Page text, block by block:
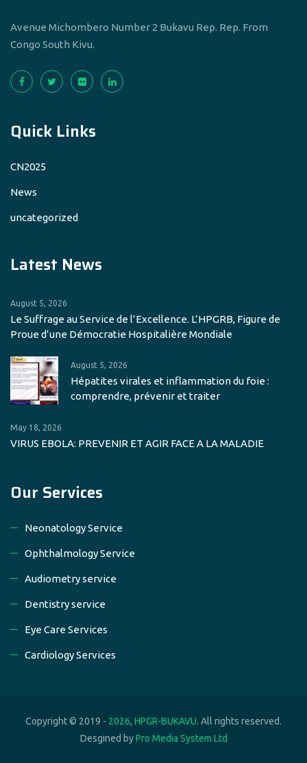
Avenue Michombero Number 2 Bukavu Rep. Rep. From
Congo South Kivu.
Quick Links
CN2025
News
uncategorized
Latest News
August 5, 2026
Le Suffrage au Service de l’Excellence. L’HPGRB, Figure de
Proue d’une Démocratie Hospitalière Mondiale
August 5, 2026
Hépatites virales et inflammation du foie :
comprendre, prévenir et traiter
May 18, 2026
VIRUS EBOLA: PREVENIR ET AGIR FACE A LA MALADIE
Our Services
Neonatology Service
Ophthalmology Service
Audiometry service
Dentistry service
Eye Care Services
Cardiology Services
Copyright © 2019 - 2026, HPGR-BUKAVU. All rights reserved.
Desgined byPro Media System Ltd